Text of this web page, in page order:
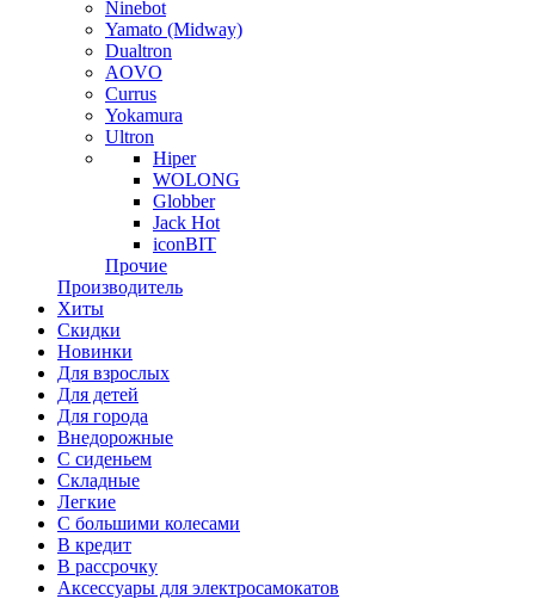
Ninebot
Yamato (Midway)
Dualtron
AOVO
Currus
Yokamura
Ultron
Hiper
WOLONG
Globber
Jack Hot
iconBIT
Прочие
Производитель
Хиты
Скидки
Новинки
Для взрослых
Для детей
Для города
Внедорожные
С сиденьем
Складные
Легкие
С большими колесами
В кредит
В рассрочку
Аксессуары для электросамокатов